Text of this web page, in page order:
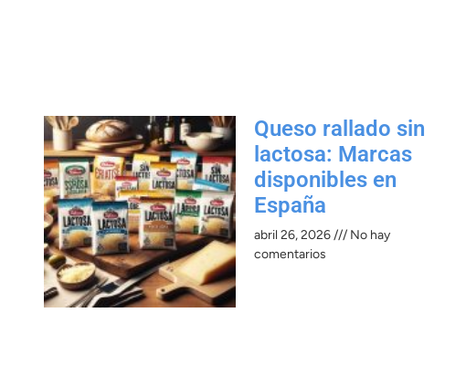
Queso rallado sin
lactosa: Marcas
disponibles en
España
abril 26, 2026
No hay
comentarios